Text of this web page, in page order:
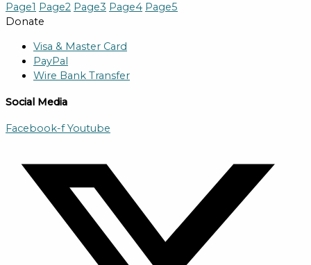
Page1 Page2 Page3 Page4 Page5
Donate
Visa & Master Card
PayPal
Wire Bank Transfer
Social Media
Facebook-f Youtube